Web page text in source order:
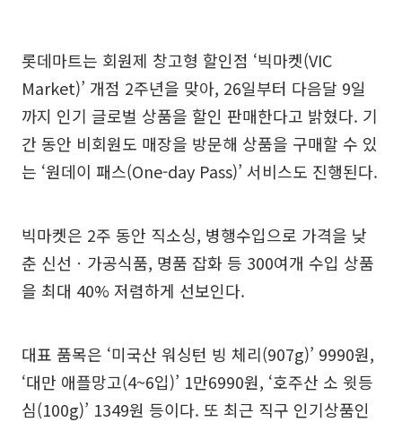
롯데마트는 회원제 창고형 할인점 ‘빅마켓(VIC
Market)’ 개점 2주년을 맞아, 26일부터 다음달 9일
까지 인기 글로벌 상품을 할인 판매한다고 밝혔다. 기
간 동안 비회원도 매장을 방문해 상품을 구매할 수 있
는 ‘원데이 패스(One-day Pass)’ 서비스도 진행된다.
빅마켓은 2주 동안 직소싱, 병행수입으로 가격을 낮
춘 신선ㆍ가공식품, 명품 잡화 등 300여개 수입 상품
을 최대 40% 저렴하게 선보인다.
대표 품목은 ‘미국산 워싱턴 빙 체리(907g)’ 9990원,
‘대만 애플망고(4~6입)’ 1만6990원, ‘호주산 소 윗등
심(100g)’ 1349원 등이다. 또 최근 직구 인기상품인